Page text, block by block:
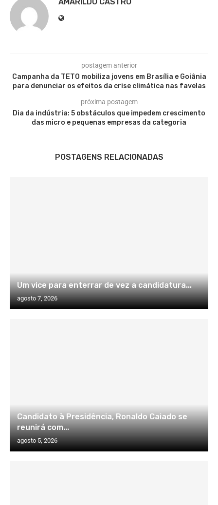
postagem anterior
Campanha da TETO mobiliza jovens em Brasília e Goiânia
para denunciar os efeitos da crise climática nas favelas
próxima postagem
Dia da indústria: 5 obstáculos que impedem crescimento
das micro e pequenas empresas da categoria
POSTAGENS RELACIONADAS
Um vice para enterrar de vez a candidatura...
agosto 7, 2026
Candidato à Presidência, Ronaldo Caiado se
reunirá com...
agosto 5, 2026